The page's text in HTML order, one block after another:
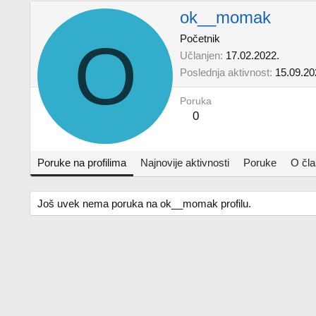
O
ok__momak
Početnik
Učlanjen 17.02.2022.
Poslednja aktivnost
Poruka
0
Poruke na profilima Najnovije aktivnosti Poruke O
Još uvek nema poruka na ok__momak profilu.